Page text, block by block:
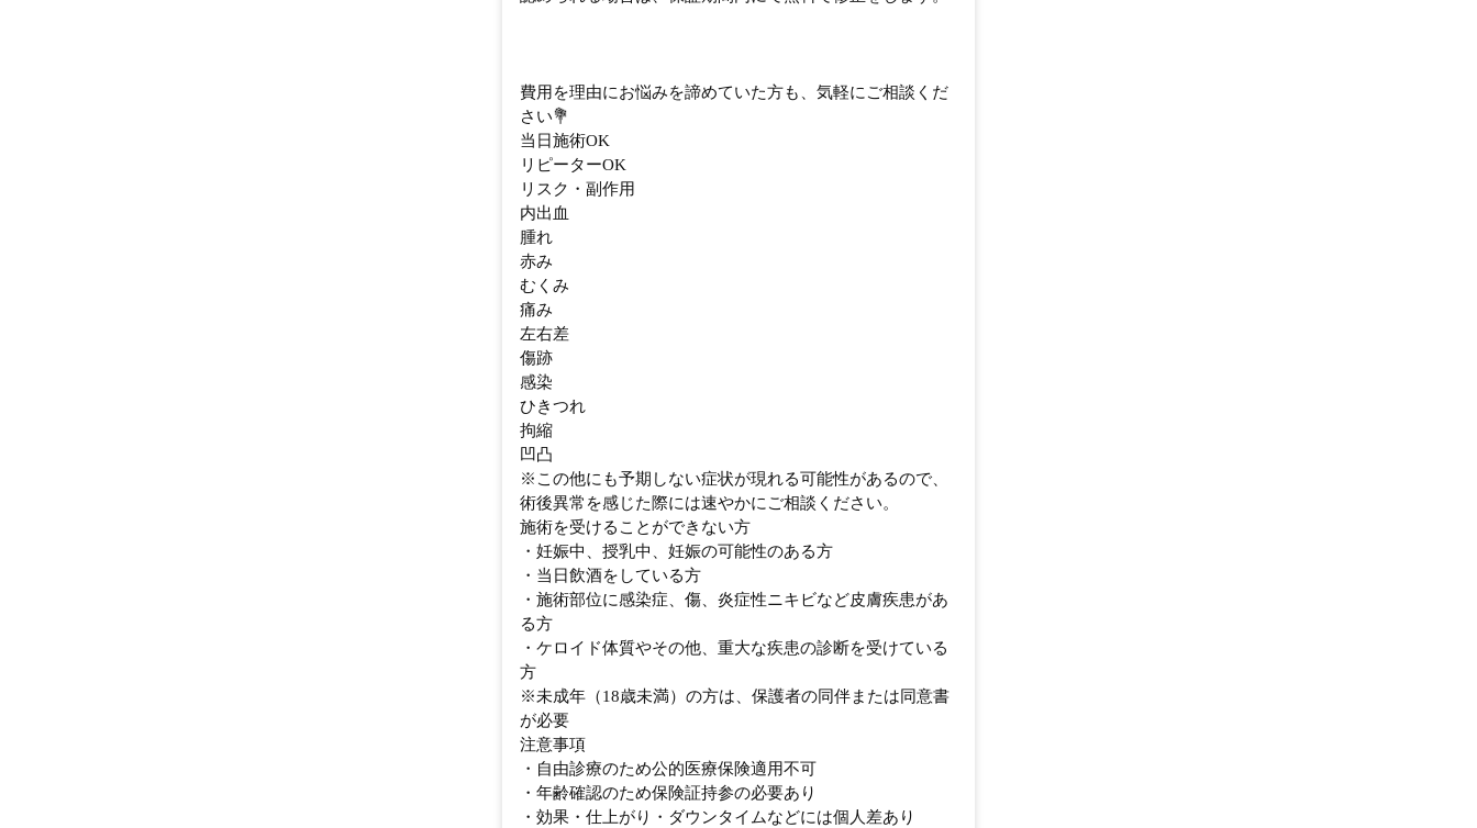
費用を理由にお悩みを諦めていた方も、気軽にご相談くだ
さい💐
当日施術OK
リピーターOK
リスク・副作用
内出血
腫れ
赤み
むくみ
痛み
左右差
傷跡
感染
ひきつれ
拘縮
凹凸
※この他にも予期しない症状が現れる可能性があるので、
術後異常を感じた際には速やかにご相談ください。
施術を受けることができない方
・妊娠中、授乳中、妊娠の可能性のある方
・当日飲酒をしている方
・施術部位に感染症、傷、炎症性ニキビなど皮膚疾患があ
る方
・ケロイド体質やその他、重大な疾患の診断を受けている
方
※未成年（18歳未満）の方は、保護者の同伴または同意書
が必要
注意事項
・自由診療のため公的医療保険適用不可
・年齢確認のため保険証持参の必要あり
・効果・仕上がり・ダウンタイムなどには個人差あり